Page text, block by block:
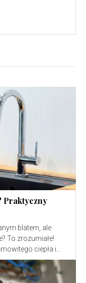
Praktyczny
blatem, ale
To zrozumiałe!
ciepła i...